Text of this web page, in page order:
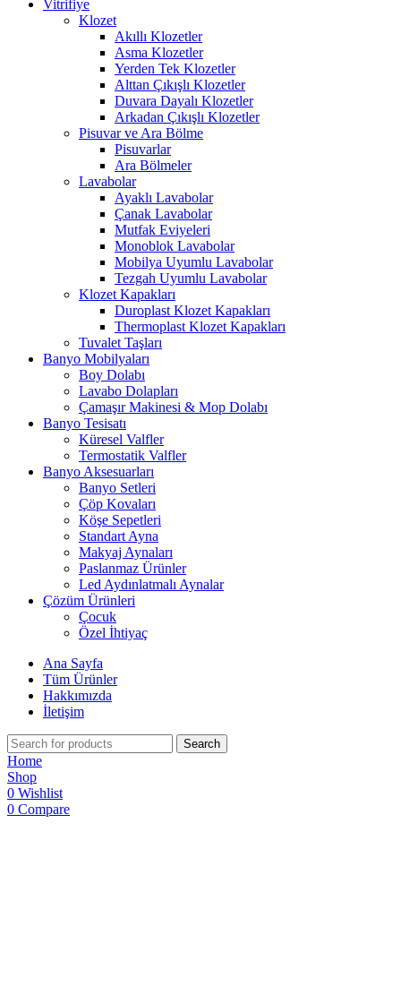
Vitrifiye
Klozet
Akıllı Klozetler
Asma Klozetler
Yerden Tek Klozetler
Alttan Çıkışlı Klozetler
Duvara Dayalı Klozetler
Arkadan Çıkışlı Klozetler
Pisuvar ve Ara Bölme
Pisuvarlar
Ara Bölmeler
Lavabolar
Ayaklı Lavabolar
Çanak Lavabolar
Mutfak Eviyeleri
Monoblok Lavabolar
Mobilya Uyumlu Lavabolar
Tezgah Uyumlu Lavabolar
Klozet Kapakları
Duroplast Klozet Kapakları
Thermoplast Klozet Kapakları
Tuvalet Taşları
Banyo Mobilyaları
Boy Dolabı
Lavabo Dolapları
Çamaşır Makinesi & Mop Dolabı
Banyo Tesisatı
Küresel Valfler
Termostatik Valfler
Banyo Aksesuarları
Banyo Setleri
Çöp Kovaları
Köşe Sepetleri
Standart Ayna
Makyaj Aynaları
Paslanmaz Ürünler
Led Aydınlatmalı Aynalar
Çözüm Ürünleri
Çocuk
Özel İhtiyaç
Ana Sayfa
Tüm Ürünler
Hakkımızda
İletişim
Search
Home
Shop
0 Wishlist
0 Compare